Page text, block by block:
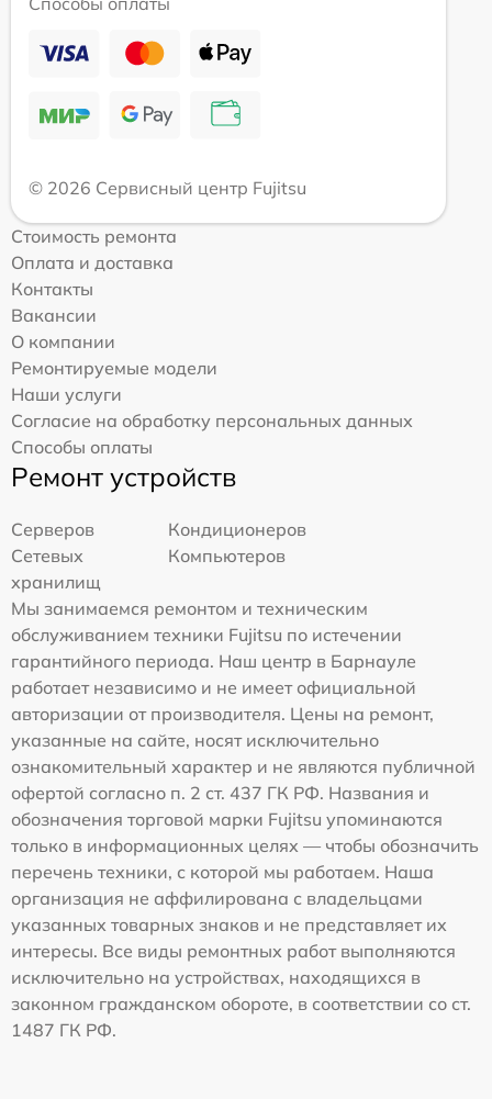
© 2026 Сервисный центр Fujitsu
Стоимость ремонта
Оплата и доставка
Контакты
Вакансии
О компании
Ремонтируемые модели
Наши услуги
Согласие на обработку персональных данных
Способы оплаты
Ремонт устройств
Серверов
Кондиционеров
Сетевых
хранилищ
Компьютеров
Мы занимаемся ремонтом и техническим
обслуживанием техники Fujitsu по истечении
гарантийного периода. Наш центр в Барнауле
работает независимо и не имеет официальной
авторизации от производителя. Цены на ремонт,
указанные на сайте, носят исключительно
ознакомительный характер и не являются публичной
офертой согласно п. 2 ст. 437 ГК РФ. Названия и
обозначения торговой марки Fujitsu упоминаются
только в информационных целях — чтобы обозначить
перечень техники, с которой мы работаем. Наша
организация не аффилирована с владельцами
указанных товарных знаков и не представляет их
интересы. Все виды ремонтных работ выполняются
исключительно на устройствах, находящихся в
законном гражданском обороте, в соответствии со ст.
1487 ГК РФ.